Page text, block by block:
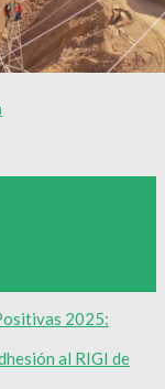
2025:
al RIGI de